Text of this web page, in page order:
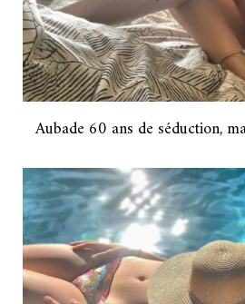
Aubade 60 ans de séduction,